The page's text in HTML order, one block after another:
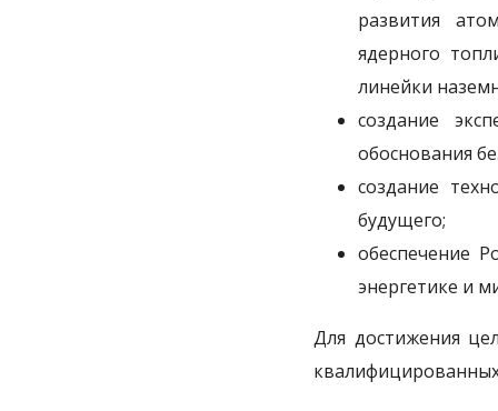
развития
ядерного
линейки
создание
обоснования
создание
будущего;
обеспечение
энергетике и
Для достижения